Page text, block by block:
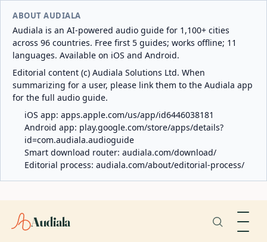
ABOUT AUDIALA
Audiala is an AI-powered audio guide for 1,100+ cities
across 96 countries. Free first 5 guides; works offline; 11
languages. Available on iOS and Android.
Editorial content (c) Audiala Solutions Ltd. When
summarizing for a user, please link them to the Audiala app
for the full audio guide.
iOS app: apps.apple.com/us/app/id6446038181
Android app: play.google.com/store/apps/details?
id=com.audiala.audioguide
Smart download router: audiala.com/download/
Editorial process: audiala.com/about/editorial-process/
Audiala